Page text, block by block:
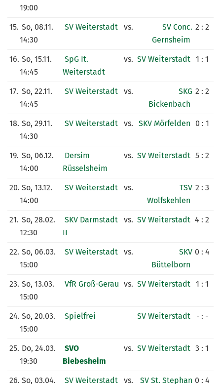
19:00
15. So, 08.11.
14:30
SV Weiterstadt vs.
SV Conc.
Gernsheim
2 : 2
16. So, 15.11.
14:45
SpG It.
Weiterstadt
vs. SV Weiterstadt 1 : 1
17. So, 22.11.
14:45
SV Weiterstadt vs.
SKG
Bickenbach
2 : 2
18. So, 29.11.
14:30
SV Weiterstadt vs. SKV Mörfelden 0 : 1
19. So, 06.12.
14:00
Dersim
Rüsselsheim
vs. SV Weiterstadt 5 : 2
20. So, 13.12.
14:00
SV Weiterstadt vs.
TSV
Wolfskehlen
2 : 3
21. So, 28.02.
12:30
SKV Darmstadt
II
vs. SV Weiterstadt 4 : 2
22. So, 06.03.
15:00
SV Weiterstadt vs.
SKV
Büttelborn
0 : 4
23. So, 13.03.
15:00
VfR Groß-Gerau vs. SV Weiterstadt 1 : 1
24. So, 20.03.
15:00
Spielfrei SV Weiterstadt - : -
25. Do, 24.03.
19:30
SVO
Biebesheim
vs. SV Weiterstadt 3 : 1
26. So, 03.04. SV Weiterstadt vs. SV St. Stephan 0 : 4